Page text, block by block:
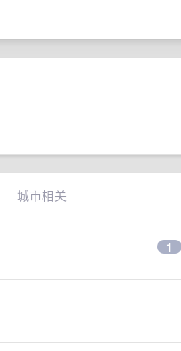
城市相关
1